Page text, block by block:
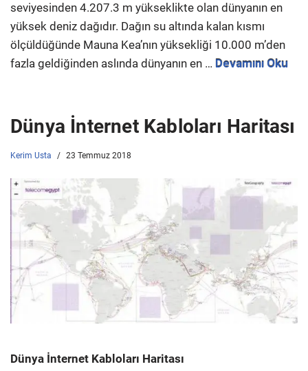
seviyesinden 4.207.3 m yükseklikte olan dünyanın en
yüksek deniz dağıdır. Dağın su altında kalan kısmı
ölçüldüğünde Mauna Kea’nın yüksekliği 10.000 m’den
fazla geldiğinden aslında dünyanın en … Devamını Oku
Dünya İnternet Kabloları Haritası
Kerim Usta 23 Temmuz 2018
Dünya İnternet Kabloları Haritası